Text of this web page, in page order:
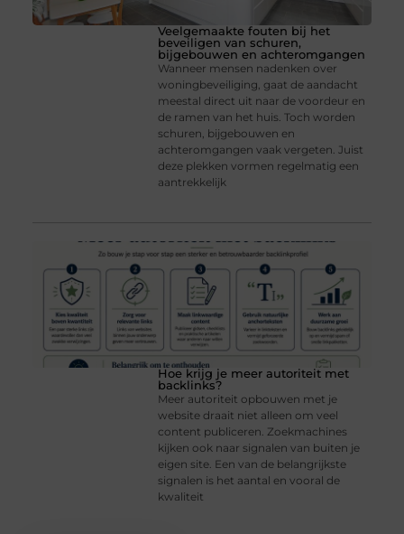
Veelgemaakte fouten bij het
beveiligen van schuren,
bijgebouwen en achteromgangen
Wanneer mensen nadenken over
woningbeveiliging, gaat de aandacht
meestal direct uit naar de voordeur en
de ramen van het huis. Toch worden
schuren, bijgebouwen en
achteromgangen vaak vergeten. Juist
deze plekken vormen regelmatig een
aantrekkelijk
Hoe krijg je meer autoriteit met
backlinks?
Meer autoriteit opbouwen met je
website draait niet alleen om veel
content publiceren. Zoekmachines
kijken ook naar signalen van buiten je
eigen site. Een van de belangrijkste
signalen is het aantal en vooral de
kwaliteit